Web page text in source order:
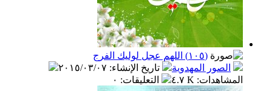
(١٠٥) اللهم عجل لوليك الفرج
الصور المهدوية
تاريخ الإنشاء: ٢٠١٥/٠٣/٠٧
المشاهدات: ٤.٧ K التعليقات: ٠